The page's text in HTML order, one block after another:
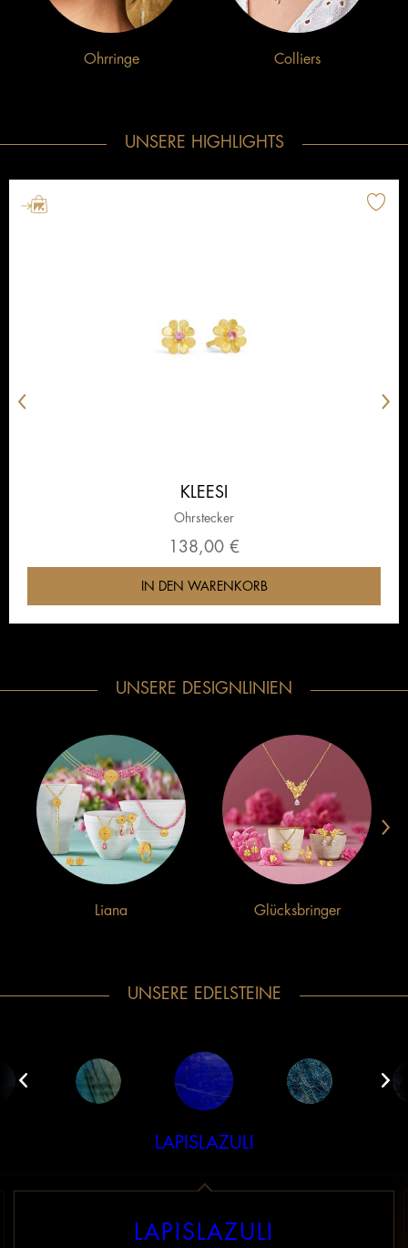
Ohrringe Colliers
UNSERE HIGHLIGHTS
‹
KLEESI
Ohrstecker
138,00 €
IN DEN WARENKORB
›
UNSERE DESIGNLINIEN
Liana Glücksbringer
›
UNSERE EDELSTEINE
LAPISLAZULI
LAPISLAZULI